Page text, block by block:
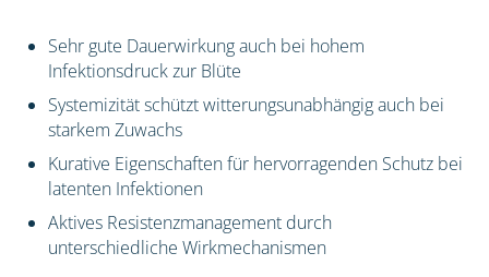
Sehr gute Dauerwirkung auch bei hohem
Infektionsdruck zur Blüte
Systemizität schützt witterungsunabhängig auch bei
starkem Zuwachs
Kurative Eigenschaften für hervorragenden Schutz bei
latenten Infektionen
Aktives Resistenzmanagement durch
unterschiedliche Wirkmechanismen